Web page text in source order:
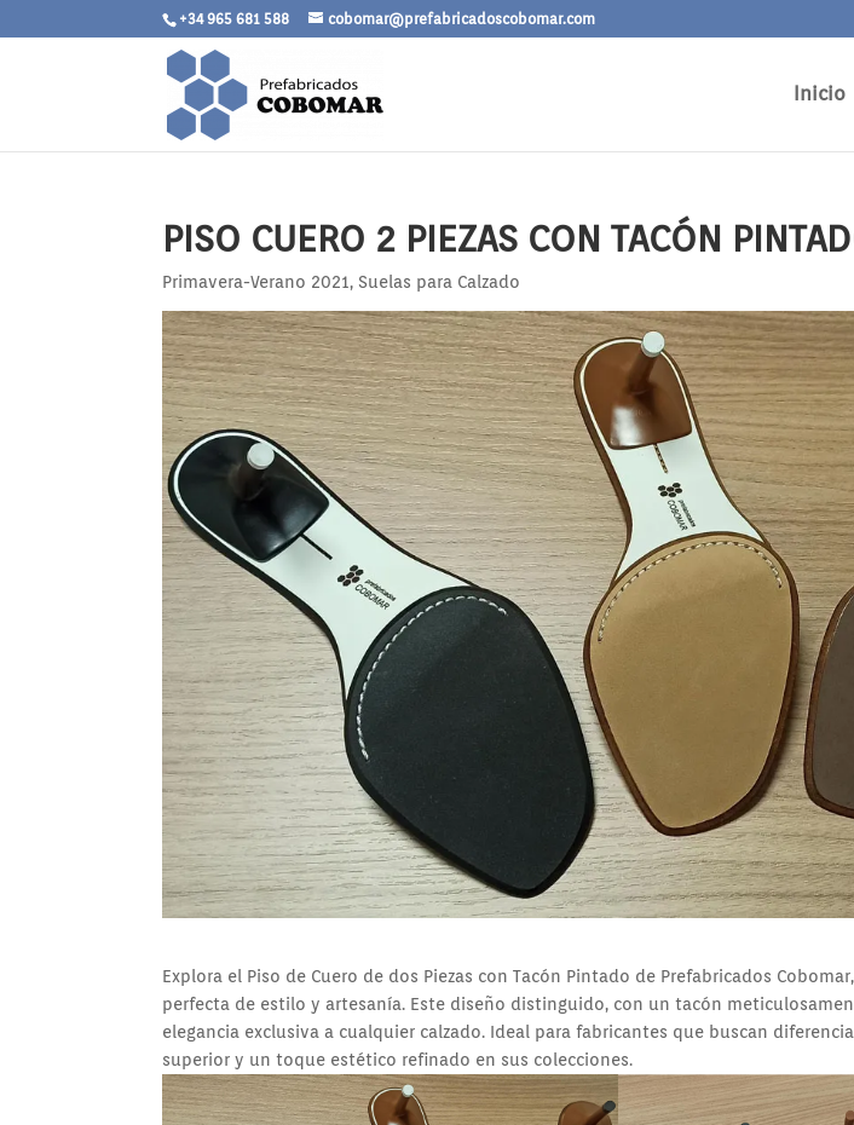
+34 965 681 588 cobomar@prefabricadoscobomar.com
Inicio
PISO CUERO 2 PIEZAS CON TACÓN
Primavera-Verano 2021, Suelas para Calzado
Explora el Piso de Cuero de dos Piezas con Tacón Pintado de Prefabricados
perfecta de estilo y artesanía. Este diseño distinguido, con un tacón
elegancia exclusiva a cualquier calzado. Ideal para fabricantes que buscan
superior y un toque estético refinado en sus colecciones.